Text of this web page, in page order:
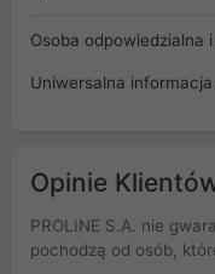
Osoba odpowiedzialna
Uniwersalna
Opinie
PROLINE S.A. nie
pochodzą od osób,